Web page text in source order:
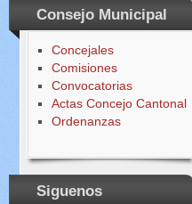
Consejo Municipal
Concejales
Comisiones
Convocatorias
Actas Concejo Cantonal
Ordenanzas
Siguenos